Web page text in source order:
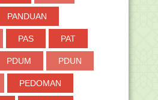
PANDUAN
PAS PAT
PDUM PDUN
PEDOMAN